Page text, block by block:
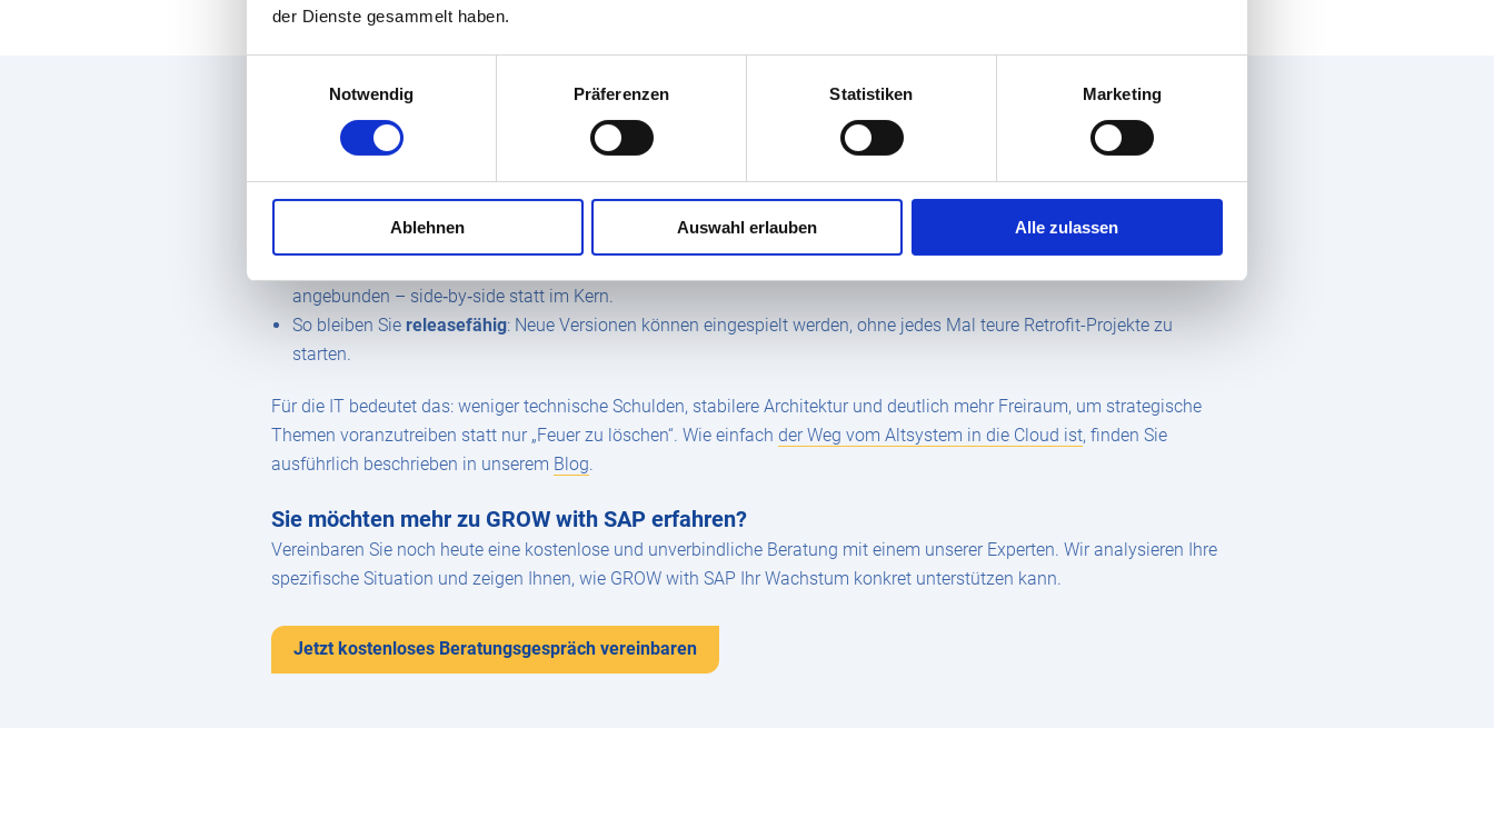
der Dienste gesammelt haben.
Notwendig
Präferenzen Statistiken Marketing
Ablehnen Auswahl erlauben Alle zulassen
Clean Core und Erweiterbarkeit mit SAP BTP
Standardisierung bedeutet nicht Verzicht auf Individualität. Entscheidend ist, wie und wo erweitert wird.
) bleibt
: Standardprozesse und ‑objekte werden nicht mit individuellen
Modifikationen überladen.
angebunden – side‑by‑side statt im Kern.
So bleiben Sie releasefähig: Neue Versionen können eingespielt werden, ohne jedes Mal teure Retrofit-Projekte zu
starten.
Für die IT bedeutet das: weniger technische Schulden, stabilere Architektur und deutlich mehr Freiraum, um strategische
Themen voranzutreiben statt nur „Feuer zu löschen“. Wie einfach der Weg vom Altsystem in die Cloud ist, finden Sie
ausführlich beschrieben in unserem Blog.
Sie möchten mehr zu GROW with SAP erfahren?
Vereinbaren Sie noch heute eine kostenlose und unverbindliche Beratung mit einem unserer Experten. Wir analysieren Ihre
spezifische Situation und zeigen Ihnen, wie GROW with SAP Ihr Wachstum konkret unterstützen kann.
Jetzt kostenloses Beratungsgespräch vereinbaren